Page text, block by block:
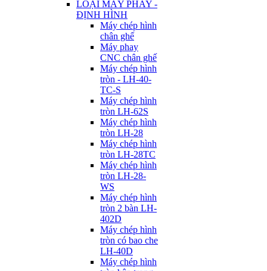
LOẠI MÁY PHAY -
ĐỊNH HÌNH
Máy chép hình
chân ghế
Máy phay
CNC chân ghế
Máy chép hình
tròn - LH-40-
TC-S
Máy chép hình
tròn LH-62S
Máy chép hình
tròn LH-28
Máy chép hình
tròn LH-28TC
Máy chép hình
tròn LH-28-
WS
Máy chép hình
tròn 2 bàn LH-
402D
Máy chép hình
tròn có bao che
LH-40D
Máy chép hình